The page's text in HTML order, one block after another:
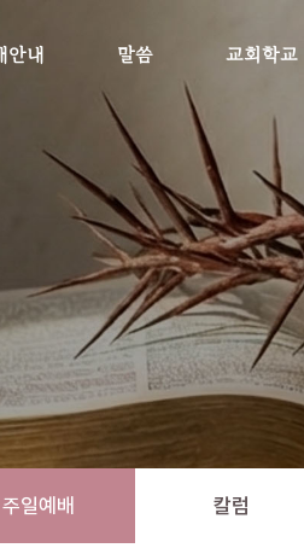
안내 말씀 교회학교
주일예배 칼럼